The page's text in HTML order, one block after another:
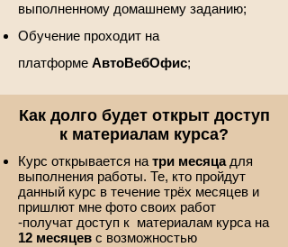
выполненному домашнему заданию;
Обучение проходит на
платформе АвтоВебОфис;
Как долго будет открыт доступ
к материалам курса?
Курс открывается на три месяцадля
выполнения работы. Те, кто пройдут
данный курс в течение трёх месяцев и
пришлют мне фото своих работ
-получат доступ к материалам курса на
12 месяцев с возможностью